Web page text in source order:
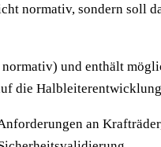
normativ, sondern soll
und enthält
die
an